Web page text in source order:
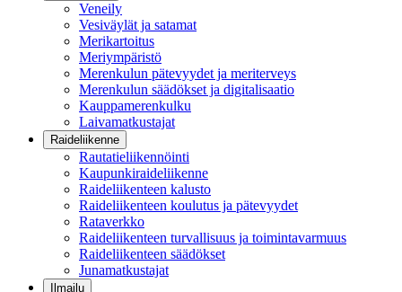
Veneily
Vesiväylät ja satamat
Merikartoitus
Meriympäristö
Merenkulun pätevyydet ja meriterveys
Merenkulun säädökset ja digitalisaatio
Kauppamerenkulku
Laivamatkustajat
Raideliikenne
Rautatieliikennöinti
Kaupunkiraideliikenne
Raideliikenteen kalusto
Raideliikenteen koulutus ja pätevyydet
Rataverkko
Raideliikenteen turvallisuus ja toimintavarmuus
Raideliikenteen säädökset
Junamatkustajat
Ilmailu